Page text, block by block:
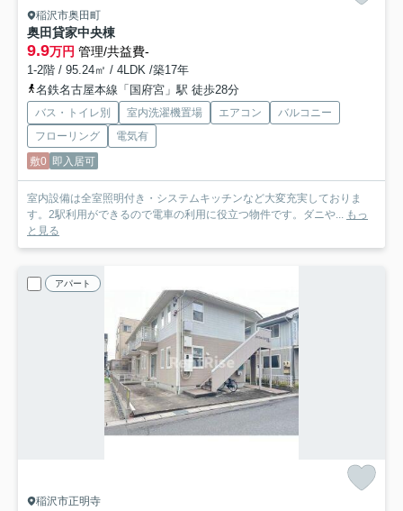
稲沢市奥田町
奥田貸家中央棟
9.9万円 管理/共益費-
1-2階 / 95.24㎡ / 4LDK /築17年
名鉄名古屋本線「国府宮」駅 徒歩28分
バス・トイレ別 室内洗濯機置場 エアコン
バルコニー
フローリング
電気有
敷0 即入居可
室内設備は全室照明付き・システムキッチンなど大変充実しておりま
す。2駅利用ができるので電車の利用に役立つ物件です。ダニや... もっ
と見る
アパート
稲沢市正明寺